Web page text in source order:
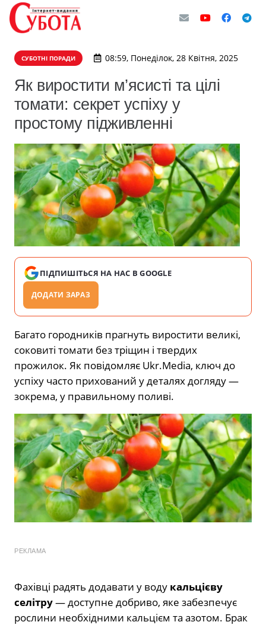
СУБОТНІ ПОРАДИ 08:59, Понеділок, 28 Квітня, 2025
Як виростити м’ясисті та цілі
томати: секрет успіху у
простому підживленні
ПІДПИШІТЬСЯ НА НАС В GOOGLE
ДОДАТИ ЗАРАЗ
Багато городників прагнуть виростити великі,
соковиті томати без тріщин і твердих
прожилок. Як повідомляє Ukr.Media, ключ до
успіху часто прихований у деталях догляду —
зокрема, у правильному поливі.
РЕКЛАМА
Фахівці радять додавати у воду кальцієву
селітру— доступне добриво, яке забезпечує
рослини необхідними кальцієм та азотом. Брак